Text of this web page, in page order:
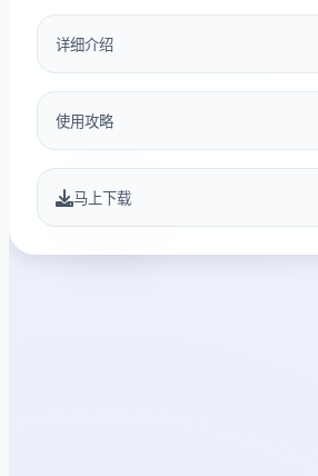
详细介绍
使用攻略
马上下载